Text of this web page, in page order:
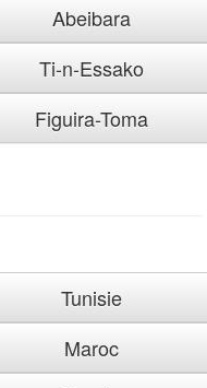
Abeibara
Ti-n-Essako
Figuira-Toma
Tunisie
Maroc